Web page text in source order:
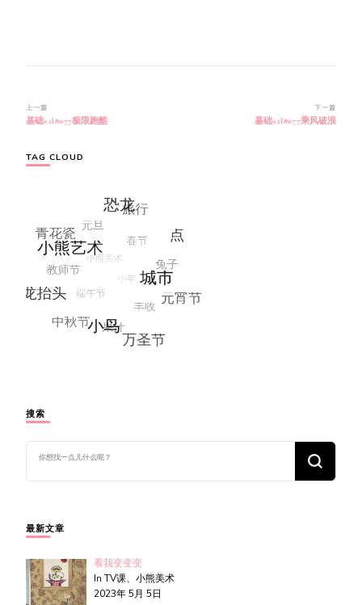
博
文
航
上一篇
基础s2l8w77极限跑酷
下一篇
基础s2l8w77乘风破浪
TAG CLOUD
搜索
么
吗?
最新文章
看我变变变
In TV课、小熊美术
2023年 5月 5日